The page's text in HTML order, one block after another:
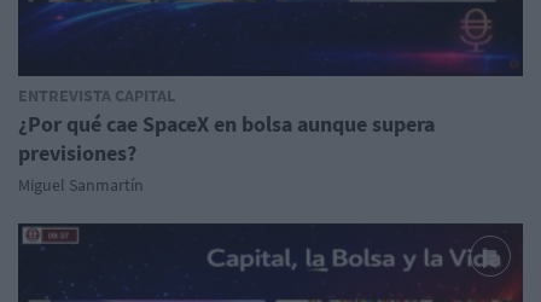
ENTREVISTA CAPITAL
¿Por qué cae SpaceX en bolsa aunque supera
previsiones?
Miguel Sanmartín